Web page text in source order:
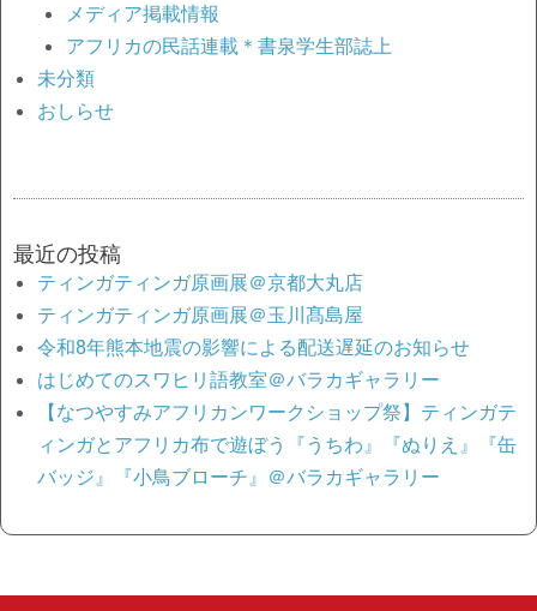
メディア掲載情報
アフリカの民話連載＊書泉学生部誌上
未分類
おしらせ
最近の投稿
ティンガティンガ原画展＠京都大丸店
ティンガティンガ原画展＠玉川髙島屋
令和8年熊本地震の影響による配送遅延のお知らせ
はじめてのスワヒリ語教室＠バラカギャラリー
【なつやすみアフリカンワークショップ祭】ティンガテ
ィンガとアフリカ布で遊ぼう『うちわ』『ぬりえ』『缶
バッジ』『小鳥ブローチ』＠バラカギャラリー